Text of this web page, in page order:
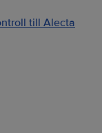
till Alecta